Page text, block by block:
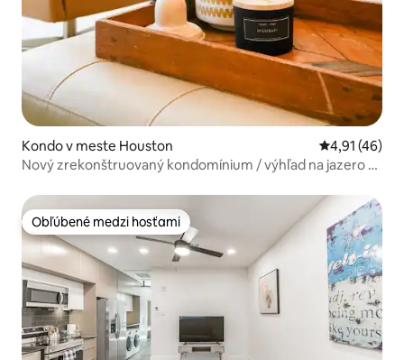
Kondo v meste Houston Priemerné
4,91 (46)
Nový zrekonštruovaný kondomínium / výhľad na jazero v
Obľúbené medzi hosťami
Obľúbené medzi hosťami